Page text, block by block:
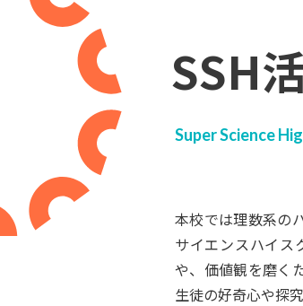
SSH
Super Science
本校では理数系の
サイエンスハイス
や、価値観を磨く
生徒の好奇心や探